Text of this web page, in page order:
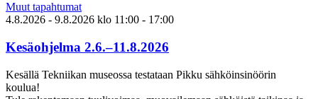
Muut tapahtumat
4.8.2026 - 9.8.2026 klo 11:00 - 17:00
Kesäohjelma 2.6.–11.8.2026
Kesällä Tekniikan museossa testataan Pikku sähköinsinöörin
koulua!